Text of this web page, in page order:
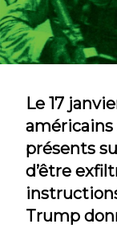
Le 17
présents
d’être
Trump